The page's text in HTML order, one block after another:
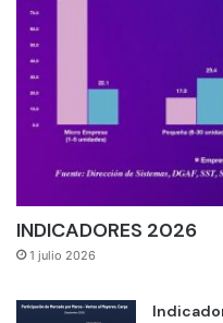
INDICADORES 2026
1 julio 2026